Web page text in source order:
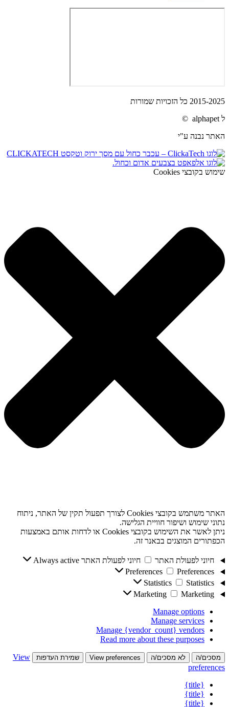
2015-2025 כל הזכויות שמורות
ל alphapet ©
האתר נבנה ע"י
שימוש בקובצי Cookies
האתר משתמש בקובצי Cookies לצורך תפעול תקין של האתר, ניתוח
נתוני שימוש ושיפור חוויית הגלישה.
ניתן לאשר את השימוש בקובצי Cookies או לדחות אותם באמצעות
הכפתורים המוצגים בבאנר זה.
חיוני לפעולת האתר חיוני לפעולת האתר Always active
Preferences
Preferences
Statistics
Statistics
Marketing
Marketing
Manage options
Manage services
Manage {vendor_count} vendors
Read more about these purposes
מסכים/ה לא מסכים/ה View preferences שמירת העדפות
View
preferences
{title}
{title}
{title}